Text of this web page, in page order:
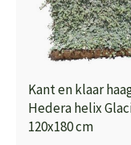
Kant en klaar
Hedera helix
120x180 cm